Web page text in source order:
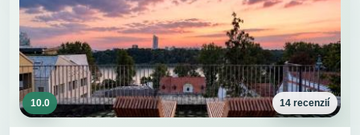
10.0 14 recenzií